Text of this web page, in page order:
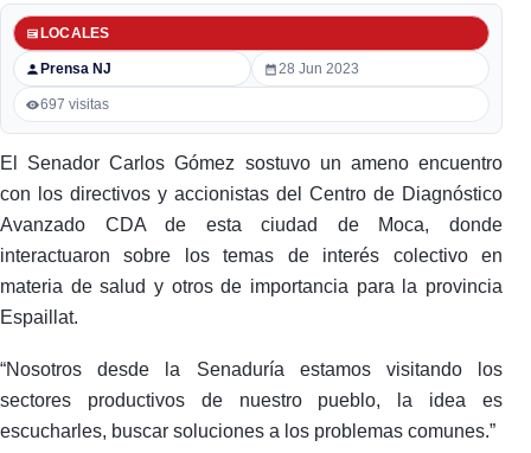
Prensa NJ
LOCALES
28 Jun 2023
697 visitas
El Senador Carlos Gómez sostuvo un ameno encuentro
con los directivos y accionistas del Centro de Diagnóstico
Avanzado CDA de esta ciudad de Moca, donde
interactuaron sobre los temas de interés colectivo en
materia de salud y otros de importancia para la provincia
Espaillat.
“Nosotros desde la Senaduría estamos visitando los
sectores productivos de nuestro pueblo, la idea es
escucharles, buscar soluciones a los problemas comunes.”